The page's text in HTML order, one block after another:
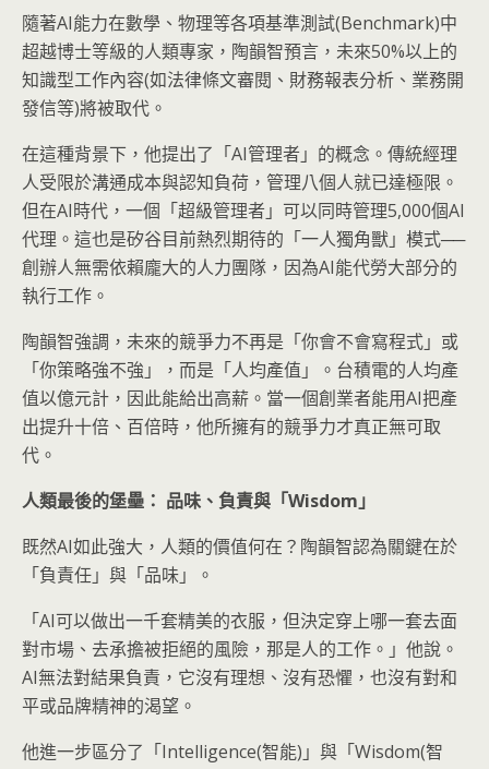
隨著AI能力在數學、物理等各項基準測試(Benchmark)中
超越博士等級的人類專家，陶韻智預言，未來50%以上的
知識型工作內容(如法律條文審閱、財務報表分析、業務開
發信等)將被取代。
在這種背景下，他提出了「AI管理者」的概念。傳統經理
人受限於溝通成本與認知負荷，管理八個人就已達極限。
但在AI時代，一個「超級管理者」可以同時管理5,000個AI
代理。這也是矽谷目前熱烈期待的「一人獨角獸」模式──
創辦人無需依賴龐大的人力團隊，因為AI能代勞大部分的
執行工作。
陶韻智強調，未來的競爭力不再是「你會不會寫程式」或
「你策略強不強」，而是「人均產值」。台積電的人均產
值以億元計，因此能給出高薪。當一個創業者能用AI把產
出提升十倍、百倍時，他所擁有的競爭力才真正無可取
代。
人類最後的堡壘： 品味、負責與「Wisdom 」
既然AI如此強大，人類的價值何在？陶韻智認為關鍵在於
「負責任」與「品味」。
「AI可以做出一千套精美的衣服，但決定穿上哪一套去面
對市場、去承擔被拒絕的風險，那是人的工作。」他說。
AI無法對結果負責，它沒有理想、沒有恐懼，也沒有對和
平或品牌精神的渴望。
他進一步區分了「Intelligence(智能)」與「Wisdom(智